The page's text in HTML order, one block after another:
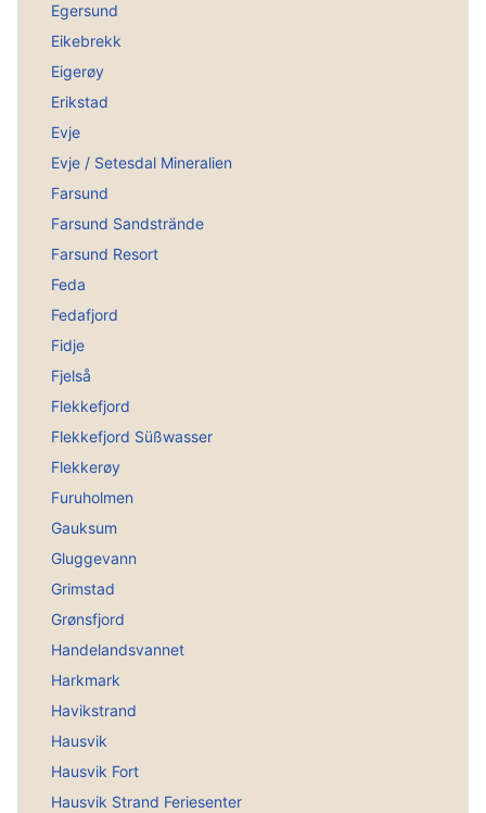
Egersund
Eikebrekk
Eigerøy
Erikstad
Evje
Evje / Setesdal Mineralien
Farsund
Farsund Sandstrände
Farsund Resort
Feda
Fedafjord
Fidje
Fjelså
Flekkefjord
Flekkefjord Süßwasser
Flekkerøy
Furuholmen
Gauksum
Gluggevann
Grimstad
Grønsfjord
Handelandsvannet
Harkmark
Havikstrand
Hausvik
Hausvik Fort
Hausvik Strand Feriesenter